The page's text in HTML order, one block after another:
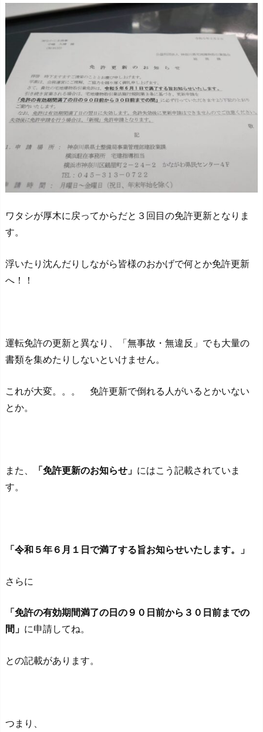
ワタシが厚木に戻ってからだと３回目の免許更新となりま
す。
浮いたり沈んだりしながら皆様のおかげで何とか免許更新
へ！！
運転免許の更新と異なり、「無事故・無違反」でも大量の
書類を集めたりしないといけません。
これが大変。。。 免許更新で倒れる人がいるとかいない
とか。
また、 「免許更新のお知らせ」 にはこう記載されていま
す。
「令和５年６月１日で満了する旨お知らせいたします。」
さらに
「免許の有効期間満了の日の９０日前から３０日前までの
間」 に申請してね。
との記載があります。
つまり、